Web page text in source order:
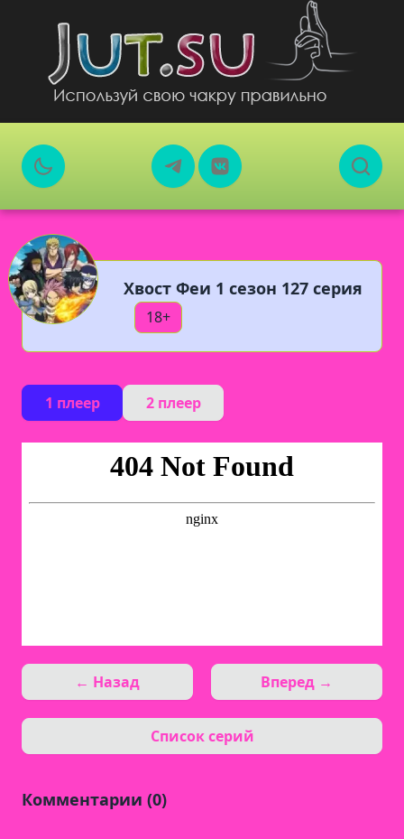
Хвост Феи 1 сезон 127 серия
18+
1 плеер 2 плеер
← Назад
Список серий
Вперед →
Комментарии (0)